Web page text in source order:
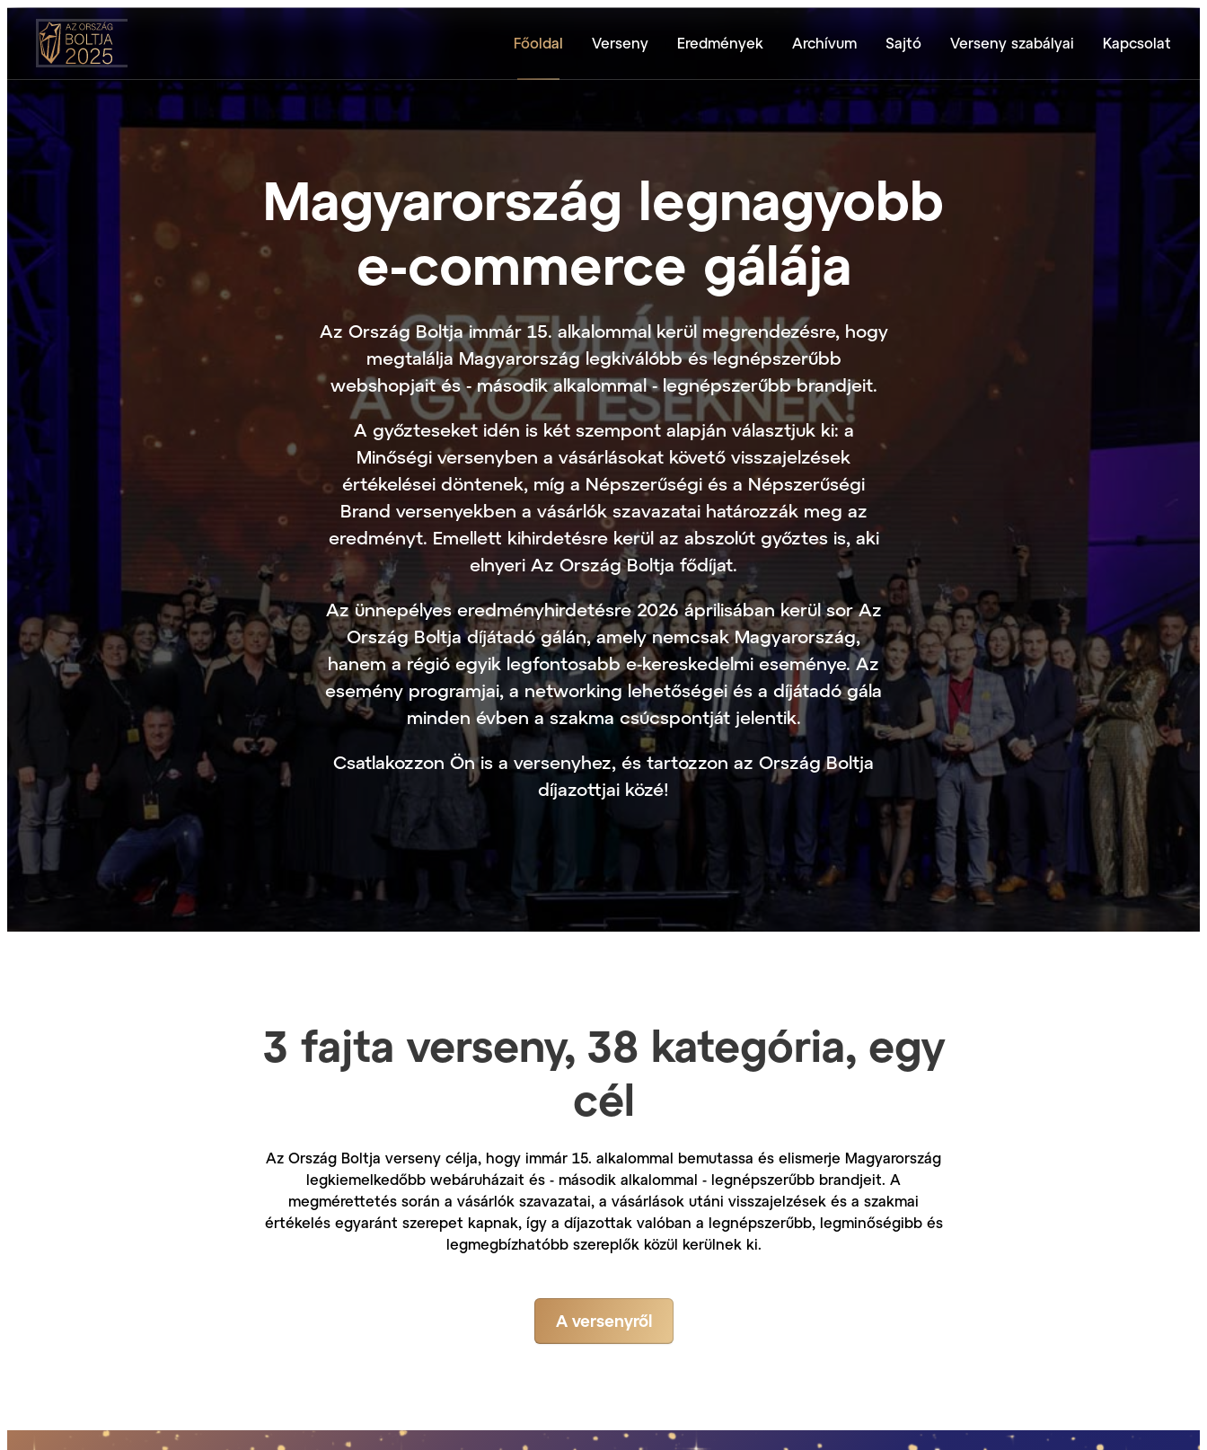
Főoldal Verseny Eredmények Archívum Sajtó Verseny szabályai Kapcsolat
Magyarország legnagyobb
e-commerce gálája
Az Ország Boltja immár 15. alkalommal kerül megrendezésre, hogy
megtalálja Magyarország legkiválóbb és legnépszerűbb
webshopjait és - második alkalommal - legnépszerűbb brandjeit.
A győzteseket idén is két szempont alapján választjuk ki: a
Minőségi versenyben a vásárlásokat követő visszajelzések
értékelései döntenek, míg a Népszerűségi és a Népszerűségi
Brand versenyekben a vásárlók szavazatai határozzák meg az
eredményt. Emellett kihirdetésre kerül az abszolút győztes is, aki
elnyeri Az Ország Boltja fődíjat.
Az ünnepélyes eredményhirdetésre 2026 áprilisában kerül sor Az
Ország Boltja díjátadó gálán, amely nemcsak Magyarország,
hanem a régió egyik legfontosabb e-kereskedelmi eseménye. Az
esemény programjai, a networking lehetőségei és a díjátadó gála
minden évben a szakma csúcspontját jelentik.
Csatlakozzon Ön is a versenyhez, és tartozzon az Ország Boltja
díjazottjai közé!
3 fajta verseny, 38 kategória, egy
cél
Az Ország Boltja verseny célja, hogy immár 15. alkalommal bemutassa és elismerje Magyarország
legkiemelkedőbb webáruházait és - második alkalommal - legnépszerűbb brandjeit. A
megmérettetés során a vásárlók szavazatai, a vásárlások utáni visszajelzések és a szakmai
értékelés egyaránt szerepet kapnak, így a díjazottak valóban a legnépszerűbb, legminőségibb és
legmegbízhatóbb szereplők közül kerülnek ki.
A versenyről